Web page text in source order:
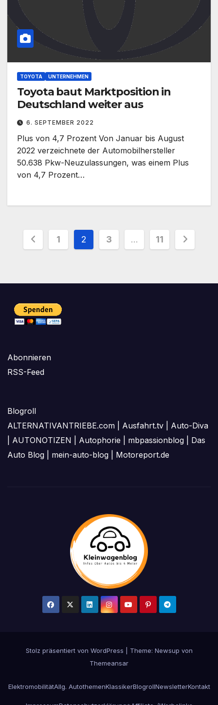
TOYOTA UNTERNEHMEN
Toyota baut Marktposition in
Deutschland weiter aus
6. SEPTEMBER 2022
Plus von 4,7 Prozent Von Januar bis August
2022 verzeichnete der Automobilhersteller
50.638 Pkw-Neuzulassungen, was einem Plus
von 4,7 Prozent…
Seitennummerierung
Beiträge
1 2 3 … 11
Abonnieren
RSS-Feed
Blogroll
ALTERNATIVANTRIEBE.com
Ausfahrt.tv
Auto-Diva
AUTONOTIZEN Autophorie mbpassionblog
Das
Auto Blog
mein-auto-blog Motoreport.de
Stolz präsentiert von WordPress
Theme: Newsup von
Themeansar
ElektromobilitätAllg. AutothemenKlassikerBlogrollNewsletterKontakt